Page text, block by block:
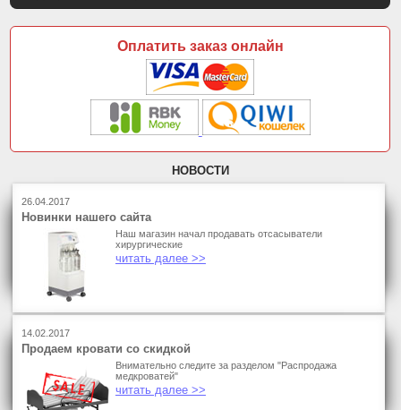
Оплатить заказ онлайн
НОВОСТИ
26.04.2017
Новинки нашего сайта
Наш магазин начал продавать отсасыватели
хирургические
читать далее >>
14.02.2017
Продаем кровати со скидкой
Внимательно следите за разделом "Распродажа
медкроватей"
читать далее >>